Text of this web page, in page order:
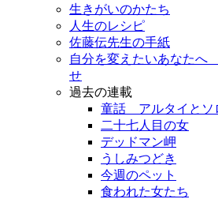
生きがいのかたち
人生のレシピ
佐藤伝先生の手紙
自分を変えたいあなた
せ
過去の連載
童話 アルタイとソ
二十七人目の女
デッドマン岬
うしみつどき
今週のペット
食われた女たち